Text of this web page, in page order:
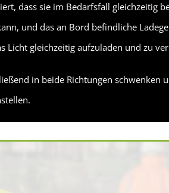
dass sie im Bedarfsfall gleichzeitig
und das an Bord befindliche
Licht gleichzeitig aufzuladen und zu
in beide Richtungen schwenken